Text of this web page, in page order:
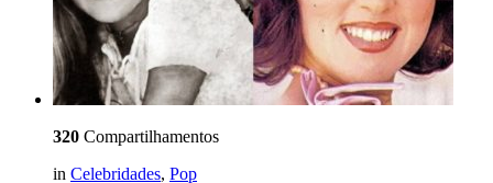
320 Compartilhamentos
in Celebridades, Pop